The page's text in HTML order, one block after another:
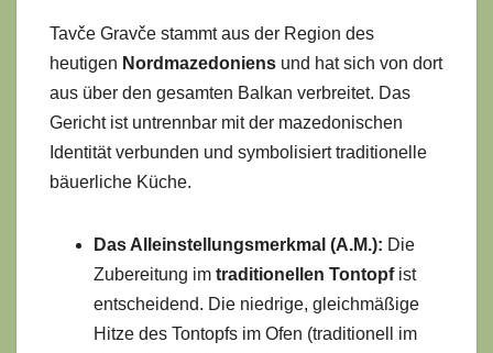
Tavče Gravče stammt aus der Region des
heutigen Nordmazedoniens und hat sich von dort
aus über den gesamten Balkan verbreitet. Das
Gericht ist untrennbar mit der mazedonischen
Identität verbunden und symbolisiert traditionelle
bäuerliche Küche.
Das Alleinstellungsmerkmal (A.M.): Die
Zubereitung im traditionellen Tontopfist
entscheidend. Die niedrige, gleichmäßige
Hitze des Tontopfs im Ofen (traditionell im